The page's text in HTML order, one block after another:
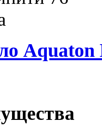
Aquaton